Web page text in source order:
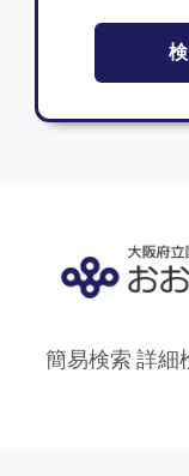
簡易検索 詳細